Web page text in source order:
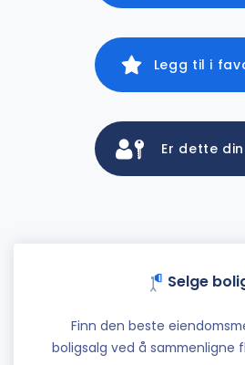
Legg til i
Er dette
Selge
Finn den beste
boligsalg ved å sammenligne